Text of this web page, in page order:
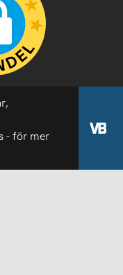
- för mer